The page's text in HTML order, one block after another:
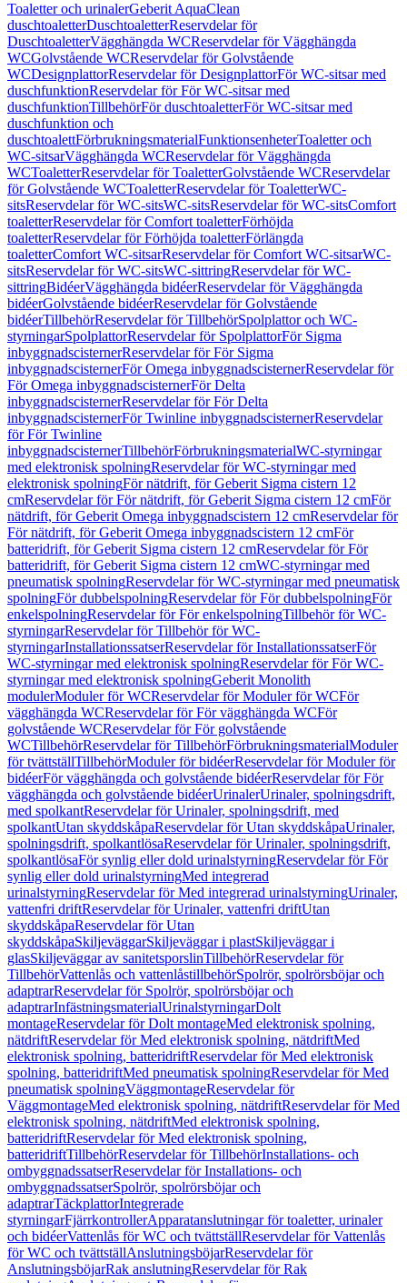
Toaletter och urinalerGeberit AquaClean
duschtoaletterDuschtoaletterReservdelar för
DuschtoaletterVägghängda WCReservdelar för Vägghängda
WCGolvstående WCReservdelar för Golvstående
WCDesignplattorReservdelar för DesignplattorFör WC-sitsar med
duschfunktionReservdelar för För WC-sitsar med
duschfunktionTillbehörFör duschtoaletterFör WC-sitsar med
duschfunktion och
duschtoalettFörbrukningsmaterialFunktionsenheterToaletter och
WC-sitsarVägghängda WCReservdelar för Vägghängda
WCToaletterReservdelar för ToaletterGolvstående WCReservdelar
för Golvstående WCToaletterReservdelar för ToaletterWC-
sitsReservdelar för WC-sitsWC-sitsReservdelar för WC-sitsComfort
toaletterReservdelar för Comfort toaletterFörhöjda
toaletterReservdelar för Förhöjda toaletterFörlängda
toaletterComfort WC-sitsarReservdelar för Comfort WC-sitsarWC-
sitsReservdelar för WC-sitsWC-sittringReservdelar för WC-
sittringBidéerVägghängda bidéerReservdelar för Vägghängda
bidéerGolvstående bidéerReservdelar för Golvstående
bidéerTillbehörReservdelar för TillbehörSpolplattor och WC-
styrningarSpolplattorReservdelar för SpolplattorFör Sigma
inbyggnadscisternerReservdelar för För Sigma
inbyggnadscisternerFör Omega inbyggnadscisternerReservdelar för
För Omega inbyggnadscisternerFör Delta
inbyggnadscisternerReservdelar för För Delta
inbyggnadscisternerFör Twinline inbyggnadscisternerReservdelar
för För Twinline
inbyggnadscisternerTillbehörFörbrukningsmaterialWC-styrningar
med elektronisk spolningReservdelar för WC-styrningar med
elektronisk spolningFör nätdrift, för Geberit Sigma cistern 12
cmReservdelar för För nätdrift, för Geberit Sigma cistern 12 cmFör
nätdrift, för Geberit Omega inbyggnadscistern 12 cmReservdelar för
För nätdrift, för Geberit Omega inbyggnadscistern 12 cmFör
batteridrift, för Geberit Sigma cistern 12 cmReservdelar för För
batteridrift, för Geberit Sigma cistern 12 cmWC-styrningar med
pneumatisk spolningReservdelar för WC-styrningar med pneumatisk
spolningFör dubbelspolningReservdelar för För dubbelspolningFör
enkelspolningReservdelar för För enkelspolningTillbehör för WC-
styrningarReservdelar för Tillbehör för WC-
styrningarInstallationssatserReservdelar för InstallationssatserFör
WC-styrningar med elektronisk spolningReservdelar för För WC-
styrningar med elektronisk spolningGeberit Monolith
modulerModuler för WCReservdelar för Moduler för WCFör
vägghängda WCReservdelar för För vägghängda WCFör
golvstående WCReservdelar för För golvstående
WCTillbehörReservdelar för TillbehörFörbrukningsmaterialModuler
för tvättställTillbehörModuler för bidéerReservdelar för Moduler för
bidéerFör vägghängda och golvstående bidéerReservdelar för För
vägghängda och golvstående bidéerUrinalerUrinaler, spolningsdrift,
med spolkantReservdelar för Urinaler, spolningsdrift, med
spolkantUtan skyddskåpaReservdelar för Utan skyddskåpaUrinaler,
spolningsdrift, spolkantlösaReservdelar för Urinaler, spolningsdrift,
spolkantlösaFör synlig eller dold urinalstyrningReservdelar för För
synlig eller dold urinalstyrningMed integrerad
urinalstyrningReservdelar för Med integrerad urinalstyrningUrinaler,
vattenfri driftReservdelar för Urinaler, vattenfri driftUtan
skyddskåpaReservdelar för Utan
skyddskåpaSkiljeväggarSkiljeväggar i plastSkiljeväggar i
glasSkiljeväggar av sanitetsporslinTillbehörReservdelar för
TillbehörVattenlås och vattenlåstillbehörSpolrör, spolrörsböjar och
adaptrarReservdelar för Spolrör, spolrörsböjar och
adaptrarInfästningsmaterialUrinalstyrningarDolt
montageReservdelar för Dolt montageMed elektronisk spolning,
nätdriftReservdelar för Med elektronisk spolning, nätdriftMed
elektronisk spolning, batteridriftReservdelar för Med elektronisk
spolning, batteridriftMed pneumatisk spolningReservdelar för Med
pneumatisk spolningVäggmontageReservdelar för
VäggmontageMed elektronisk spolning, nätdriftReservdelar för Med
elektronisk spolning, nätdriftMed elektronisk spolning,
batteridriftReservdelar för Med elektronisk spolning,
batteridriftTillbehörReservdelar för TillbehörInstallations- och
ombyggnadssatserReservdelar för Installations- och
ombyggnadssatserSpolrör, spolrörsböjar och
adaptrarTäckplattorIntegrerade
styrningarFjärrkontrollerApparatanslutningar för toaletter, urinaler
och bidéerVattenlås för WC och tvättställReservdelar för Vattenlås
för WC och tvättställAnslutningsböjarReservdelar för
AnslutningsböjarRak anslutningReservdelar för Rak